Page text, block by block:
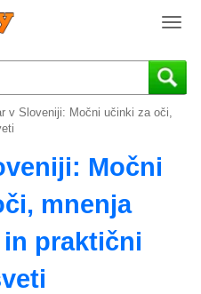
T
g
g
e
v Sloveniji: Močni učinki za oči,
Močni
mnenja
praktični